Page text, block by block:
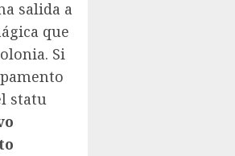
salida a
que
Si
statu